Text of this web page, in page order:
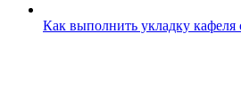
Как выполнить укладку